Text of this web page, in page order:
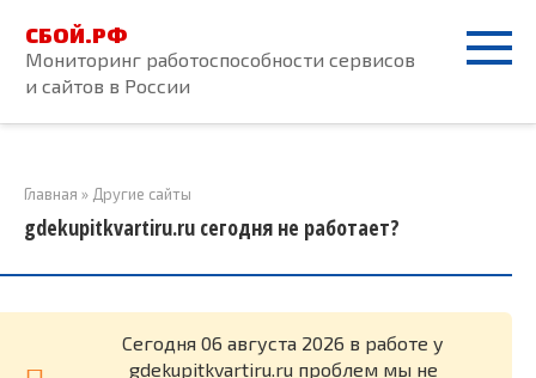
контенту
СБОЙ.РФ
Мониторинг работоспособности сервисов
и сайтов в России
Главная » Другие сайты
gdekupitkvartiru.ru сегодня не работает?
Cегодня 06 августа 2026 в работе у
gdekupitkvartiru.ru проблем мы не